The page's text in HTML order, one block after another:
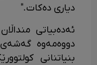
دیاری دەکات."
ئەدەبیاتی
دووەمەوە
بنیاتنانی